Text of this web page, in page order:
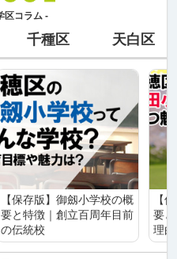
区コラム -
千種区 天白区
【保存版】御劔小学校の概
要と特徴｜創立百周年目前
の伝統校
【
要
理